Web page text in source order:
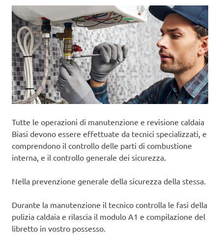
Tutte le operazioni di manutenzione e revisione caldaia
Biasi devono essere effettuate da tecnici specializzati, e
comprendono il controllo delle parti di combustione
interna, e il controllo generale dei sicurezza.
Nella prevenzione generale della sicurezza della stessa.
Durante la manutenzione il tecnico controlla le fasi della
pulizia caldaia e rilascia il modulo A1 e compilazione del
libretto in vostro possesso.